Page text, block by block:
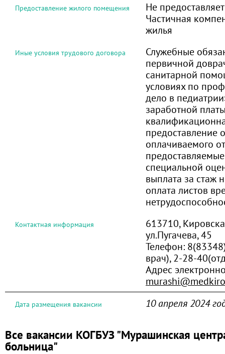
Предоставление жилого помещения
Не
Частичная
жилья
Иные условия трудового договора
Служебные
первичной
санитарной
условиях по
дело в
заработной
предоставление
оплачиваемого
специальной
выплата за стаж
оплата листов
Контактная информация
613710,
ул.Пугачева, 45
Телефон:
врач), 2-28-
Адрес
Дата размещения вакансии 10 апреля 2024
Все вакансии КОГБУЗ "Мурашинская
больница"